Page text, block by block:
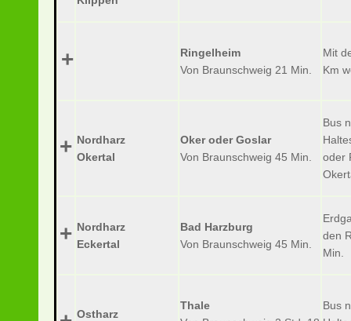
+
Ringelheim
Von Braunschweig 21 Min.
Mit
Km
+ Nordharz
Okertal
Oker oder Goslar
Von Braunschweig 45 Min.
Bus
oder
+ Nordharz
Eckertal
Bad Harzburg
Von Braunschweig 45 Min.
den
Min.
Ostharz
Thale
Bus